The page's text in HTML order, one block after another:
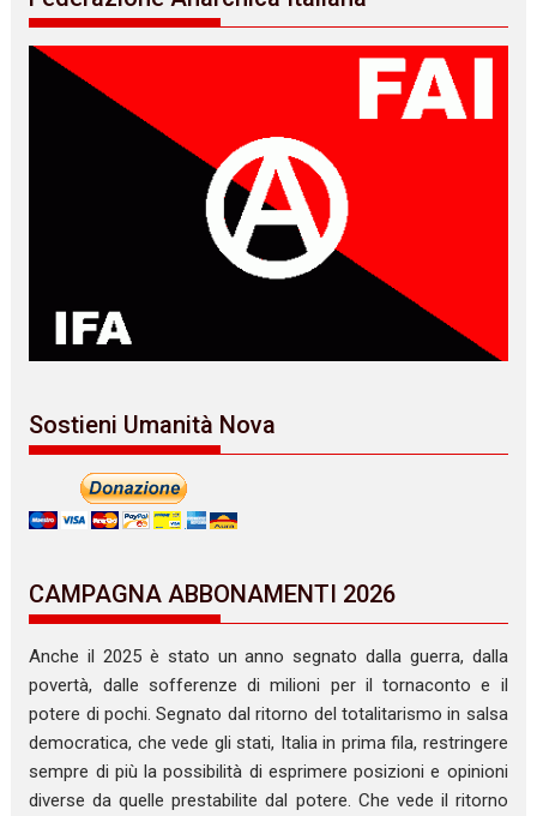
Sostieni Umanità Nova
CAMPAGNA ABBONAMENTI 2026
Anche il 2025 è stato un anno segnato dalla guerra, dalla
povertà, dalle sofferenze di milioni per il tornaconto e il
potere di pochi. Segnato dal ritorno del totalitarismo in salsa
democratica, che vede gli stati, Italia in prima fila, restringere
sempre di più la possibilità di esprimere posizioni e opinioni
diverse da quelle prestabilite dal potere. Che vede il ritorno